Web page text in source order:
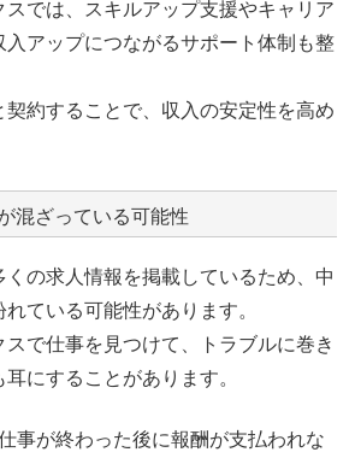
スでは、スキルアップ支援やキャリア
入アップにつながるサポート体制も整
契約することで、収入の安定性を高め
混ざっている可能性
の求人情報を掲載しているため、中
ている可能性があります。
で仕事を見つけて、トラブルに巻き
にすることがあります。
仕事が終わった後に報酬が支払われな